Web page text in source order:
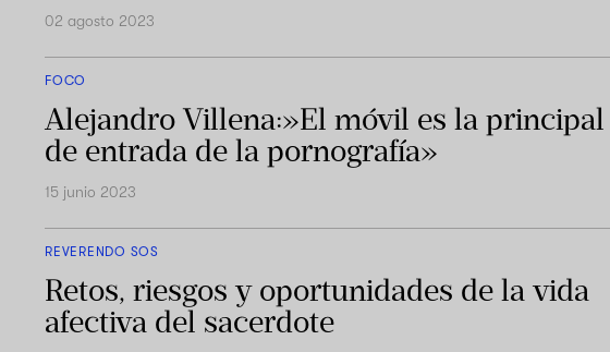
02 agosto 2023
FOCO
Alejandro Villena:»El móvil es la
de entrada de la pornografía»
15 junio 2023
REVERENDO SOS
Retos, riesgos y oportunidades de la vida
afectiva del sacerdote